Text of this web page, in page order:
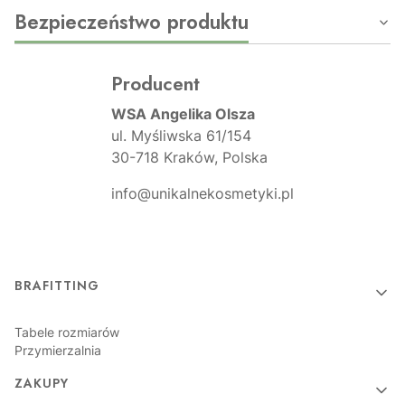
Bezpieczeństwo produktu
Producent
WSA Angelika Olsza
ul. Myśliwska 61/154
30-718 Kraków, Polska
info@unikalnekosmetyki.pl
Linki w stopce
BRAFITTING
Tabele rozmiarów
Przymierzalnia
ZAKUPY